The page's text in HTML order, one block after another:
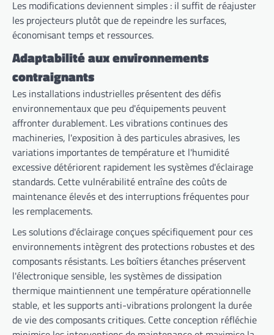
Les modifications deviennent simples : il suffit de réajuster
les projecteurs plutôt que de repeindre les surfaces,
économisant temps et ressources.
Adaptabilité aux environnements
contraignants
Les installations industrielles présentent des défis
environnementaux que peu d'équipements peuvent
affronter durablement. Les vibrations continues des
machineries, l'exposition à des particules abrasives, les
variations importantes de température et l'humidité
excessive détériorent rapidement les systèmes d'éclairage
standards. Cette vulnérabilité entraîne des coûts de
maintenance élevés et des interruptions fréquentes pour
les remplacements.
Les solutions d'éclairage conçues spécifiquement pour ces
environnements intègrent des protections robustes et des
composants résistants. Les boîtiers étanches préservent
l'électronique sensible, les systèmes de dissipation
thermique maintiennent une température opérationnelle
stable, et les supports anti-vibrations prolongent la durée
de vie des composants critiques. Cette conception réfléchie